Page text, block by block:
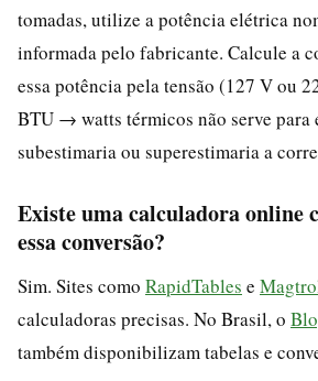
tomadas, utilize a potência elétrica
informada pelo fabricante. Calcule a
essa potência pela tensão (127 V ou
BTU → watts térmicos não serve para
subestimaria ou superestimaria a
Existe uma calculadora online
essa conversão?
Sim. Sites como RapidTables e
calculadoras precisas. No Brasil, o
também disponibilizam tabelas e